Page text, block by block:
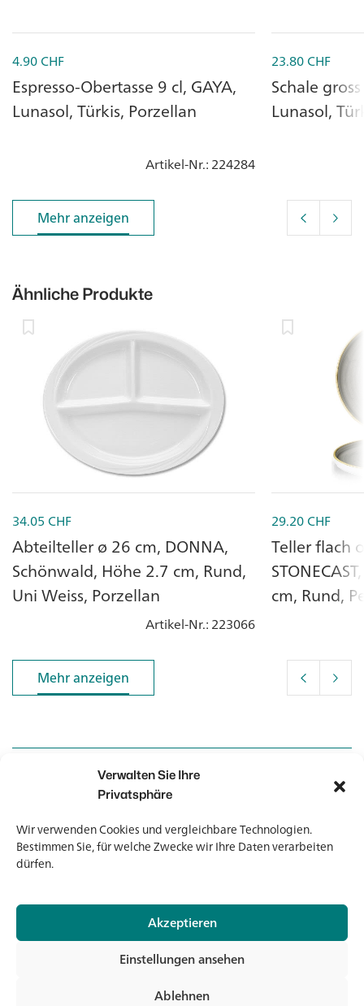
Verwalten Sie Ihre
Privatsphäre
Wir verwenden Cookies und vergleichbare Technologien.
Bestimmen Sie, für welche Zwecke wir Ihre Daten verarbeiten
dürfen.
Akzeptieren
Ablehnen
Einstellungen ansehen
4.90CHF
Espresso-Obertasse 9 cl, GAYA,
Lunasol, Türkis, Porzellan
Artikel-Nr.: 224284
23.80CHF
Schale
Lunasol,
Mehr anzeigen
Mehr anzeigen
Ähnliche Produkte
34.05 CHF
Abteilteller ø 26 cm, DONNA,
Schönwald, Höhe 2.7 cm, Rund,
Uni Weiss, Porzellan
Artikel-Nr.: 223066
29.20CHF
Teller flach
cm, Rund,
Mehr anzeigen
Mehr anzeigen
Kontakt
Kontakt
Newsletter
Newsletter
© 2026 Banholzer AG
Impressum
Datenschutz